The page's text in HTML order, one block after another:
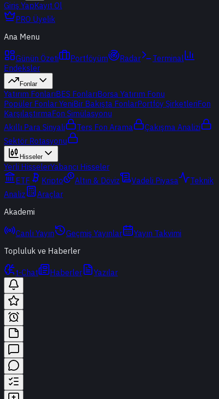
Giriş YapKayıt Ol
PRO Üyelik
Ana Menu
Günün Özeti Portföyüm Radar
Terminal
Endeksler
Fonlar
Yatırım FonlarıBES FonlarıBorsa Yatırım Fonu
Popüler Fonlar YeniBir Bakışta FonlarPortföy ŞirketleriFon
KarşılaştırmaFon Simülasyonu
Akıllı Para Sinyali
Ters Fon Arama
Çakışma Analizi
Sektör Rotasyonu
Hisseler
Yerli HisselerYabancı Hisseler
ETF
Kripto Altın & Döviz Vadeli Piyasa
Teknik
Analiz
Araçlar
Akademi
Canlı Yayın Geçmiş Yayınlar
Yayın Takvimi
Topluluk ve Haberler
t-Chat Haberler Yazılar